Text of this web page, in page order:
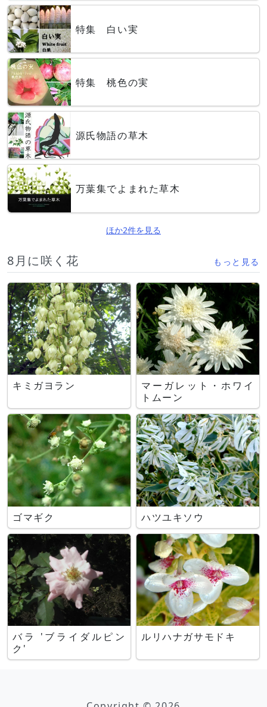
特集 白い実
特集 桃色の実
源氏物語の草木
万葉集でよまれた草木
ほか2件を見る
8月に咲く花 もっと見る
キミガヨラン
マーガレット・ホワイ
トムーン
ゴマギク ハツユキソウ
バラ 'ブライダルピン
ク'
ルリハナガサモドキ